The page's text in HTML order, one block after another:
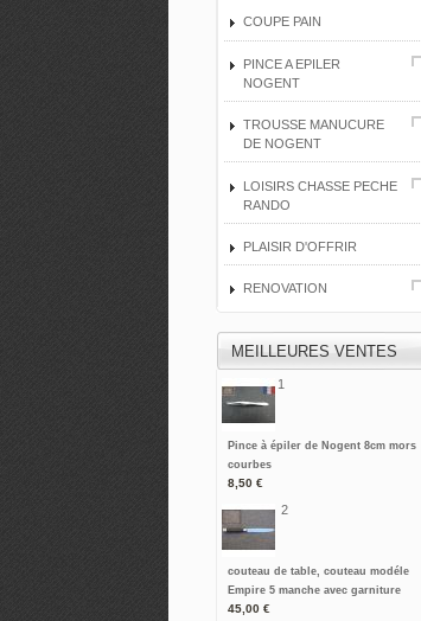
COUPE PAIN
PINCE A EPILER
NOGENT
TROUSSE MANUCURE
DE NOGENT
LOISIRS CHASSE PECHE
RANDO
PLAISIR D'OFFRIR
RENOVATION
MEILLEURES VENTES
1
Pince à épiler de Nogent 8cm mors
courbes
8,50 €
2
couteau de table, couteau modéle
Empire 5 manche avec garniture
45,00 €